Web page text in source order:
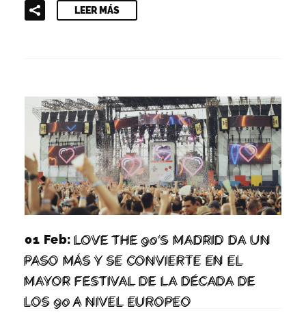
LEER MÁS
01 Feb:LOVE THE 90’S MADRID DA UN
PASO MÁS Y SE CONVIERTE EN EL
MAYOR FESTIVAL DE LA DÉCADA DE
LOS 90 A NIVEL EUROPEO